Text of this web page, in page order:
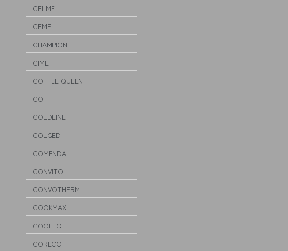
CELME
CEME
CHAMPION
CIME
COFFEE QUEEN
COFFF
COLDLINE
COLGED
COMENDA
CONVITO
CONVOTHERM
COOKMAX
COOLEQ
CORECO